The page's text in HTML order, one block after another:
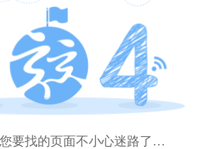
要找的页面不小心迷路了…